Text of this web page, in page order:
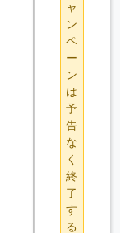
ャ
ン
ペ
ー
ン
は
予
告
な
く
終
了
す
る